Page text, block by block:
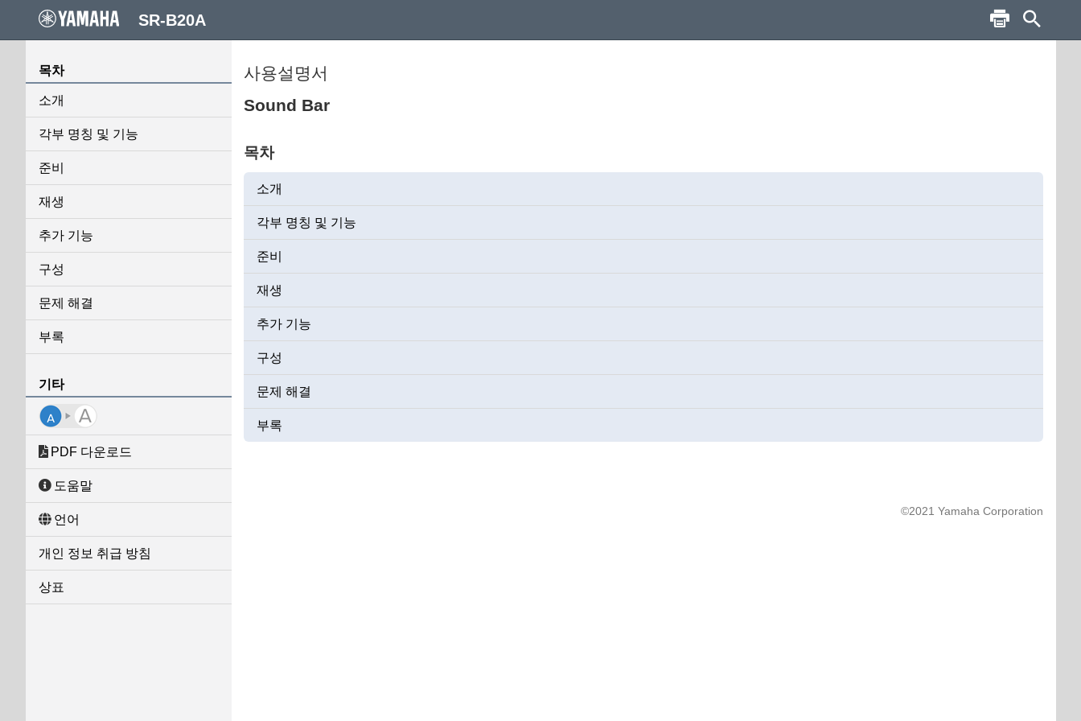
목차
소개
각부 명칭 및 기능
준비
재생
추가 기능
구성
문제 해결
부록
기타
PDF 다운로드
도움말
언어
개인 정보 취급 방침
상표
사용설명서
Sound Bar
목차
소개
각부 명칭 및 기능
준비
재생
추가 기능
구성
문제 해결
부록
©2021 Yamaha Corporation
SR-B20A